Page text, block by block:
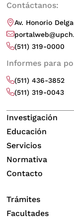
Contáctanos:
Av. Honorio
(511) 319-0000
Informes para
(511) 436-3852
(511) 319-0043
Investigación
Educación
Servicios
Normativa
Contacto
Trámites
Facultades